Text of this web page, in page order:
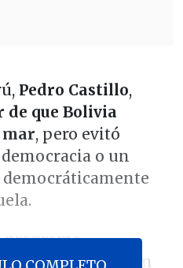
Pedro Castillo,
de que Bolivia
, pero evitó
o un
programa
del Rincón